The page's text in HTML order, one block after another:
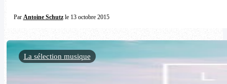
Par Antoine Schutzle 13 octobre 2015
La sélection musique